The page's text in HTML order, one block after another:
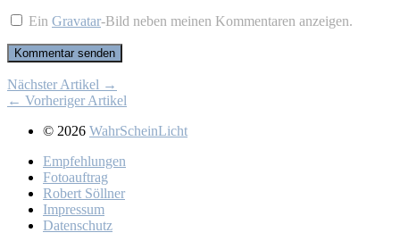
EinGravatar-Bild neben meinen Kommentaren anzeigen.
Nächster Artikel →
← Vorheriger Artikel
© 2026 WahrScheinLicht
Emp­feh­lun­gen
Fo­to­auf­trag
Ro­bert Söll­ner
Im­pres­sum
Da­ten­schutz